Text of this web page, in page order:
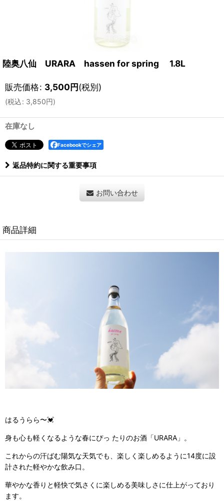
陸奥八仙 URARA hassen for spring 1.8L
販売価格: 3,500円(税別)
(税込: 3,850円)
在庫なし
Facebookでシェア
返品特約に関する重要事項
お問い合わせ
商品詳細
はるうらら〜💓
身も心も軽くなるような春にぴっ たりのお酒「URARA」。
これからの汗ばむ陽気な天気でも、楽しく楽しめるように14度に設
計された軽やかな飲み口。
華やかな香りと軽快で気さくに楽しめる美味しさに仕上がっており
ます。